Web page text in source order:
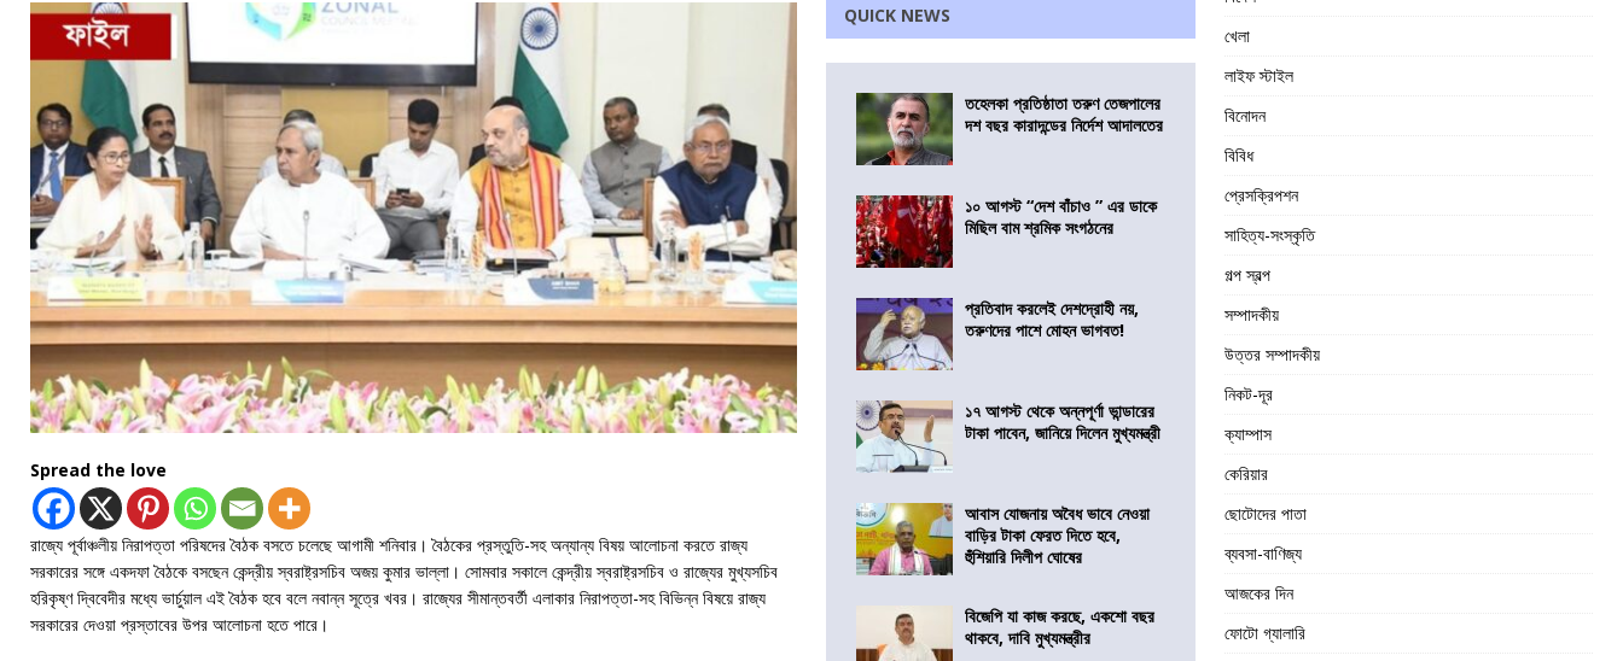
Spread the love
রাজ্যে পূর্বাঞ্চলীয় নিরাপত্তা পরিষদের বৈঠক বসতে চলেছে আগামী শনিবার। বৈঠকের প্রস্তুতি-সহ অন্যান্য বিষয় আলোচনা করতে রাজ্য
সরকারের সঙ্গে একদফা বৈঠকে বসছেন কেন্দ্রীয় স্বরাষ্ট্রসচিব অজয় কুমার ভাল্লা। সোমবার সকালে কেন্দ্রীয় স্বরাষ্ট্রসচিব ও রাজ্যের মুখ্যসচিব
হরিকৃষ্ণ দ্বিবেদীর মধ্যে ভার্চুয়াল এই বৈঠক হবে বলে নবান্ন সূত্রে খবর। রাজ্যের সীমান্তবর্তী এলাকার নিরাপত্তা-সহ বিভিন্ন বিষয়ে রাজ্য
সরকারের দেওয়া প্রস্তাবের উপর আলোচনা হতে পারে।
QUICK NEWS
তহেলকা প্রতিষ্ঠাতা তরুণ তেজপালের
দশ বছর কারাদন্ডের নির্দেশ আদালতের
১০ আগস্ট “দেশ বাঁচাও ” এর ডাকে
মিছিল বাম শ্রমিক সংগঠনের
প্রতিবাদ করলেই দেশদ্রোহী নয়,
তরুণদের পাশে মোহন ভাগবত!
১৭ আগস্ট থেকে অন্নপূর্ণা ভান্ডারের
টাকা পাবেন, জানিয়ে দিলেন মুখ্যমন্ত্রী
আবাস যোজনায় অবৈধ ভাবে নেওয়া
বাড়ির টাকা ফেরত দিতে হবে,
হুঁশিয়ারি দিলীপ ঘোষের
বিজেপি যা কাজ করছে, একশো বছর
থাকবে, দাবি মুখ্যমন্ত্রীর
খেলা
লাইফ স্টাইল
বিনোদন
বিবিধ
প্রেসক্রিপশন
সাহিত্য-সংস্কৃতি
গল্প স্বল্প
সম্পাদকীয়
উত্তর সম্পাদকীয়
নিকট-দূর
ক্যাম্পাস
কেরিয়ার
ছোটোদের পাতা
ব্যবসা-বাণিজ্য
আজকের দিন
ফোটো গ্যালারি